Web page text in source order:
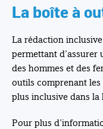
La boîte à
La rédaction
permettant
des hommes et des
outils comprenant
plus inclusive dans la
Pour plus